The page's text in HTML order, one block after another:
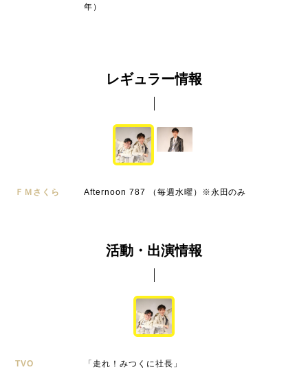
年）
レギュラー情報
ＦＭさくら Afternoon 787 （毎週水曜）※永田のみ
活動・出演情報
TVO 「走れ！みつくに社長」